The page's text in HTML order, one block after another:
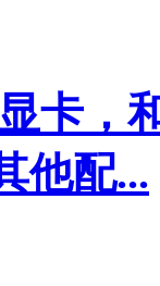
卡，
他配...